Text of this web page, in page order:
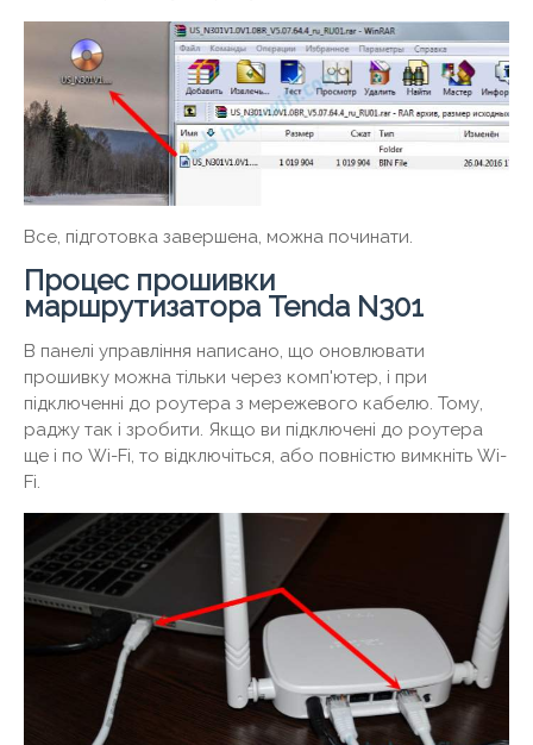
Все, підготовка завершена, можна починати.
Процес прошивки
маршрутизатора Tenda N301
В панелі управління написано, що оновлювати
прошивку можна тільки через комп'ютер, і при
підключенні до роутера з мережевого кабелю. Тому,
раджу так і зробити. Якщо ви підключені до роутера
ще і по Wi-Fi, то відключіться, або повністю вимкніть Wi-
Fi.